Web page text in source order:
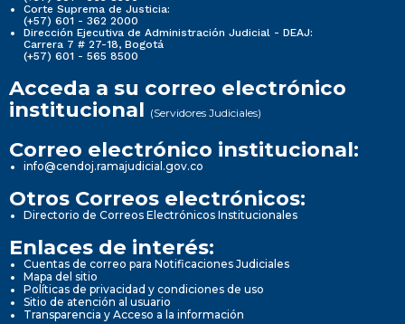
Corte Suprema de Justicia:
(+57) 601 - 362 2000
Dirección Ejecutiva de Administración Judicial - DEAJ:
Carrera 7 # 27-18, Bogotá
(+57) 601 - 565 8500
Acceda a su correo electrónico
institucional (Servidores Judiciales)
Correo electrónico institucional:
info@cendoj.ramajudicial.gov.co
Otros Correos electrónicos:
Directorio de Correos Electrónicos Institucionales
Enlaces de interés:
Cuentas de correo para Notificaciones Judiciales
Mapa del sitio
Políticas de privacidad y condiciones de uso
Sitio de atención al usuario
Transparencia y Acceso a la información